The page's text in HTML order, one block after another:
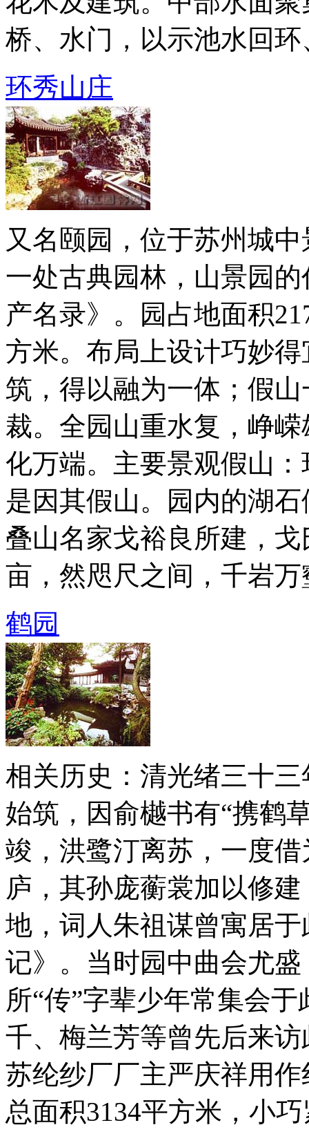
桥、水门，以示池水回
环秀山庄
又名颐园，位于苏州城
一处古典园林，山景园
产名录》。园占地面积
方米。布局上设计巧妙
筑，得以融为一体；假
裁。全园山重水复，峥
化万端。主要景观假山
是因其假山。园内的湖
叠山名家戈裕良所建，
亩，然咫尺之间，千岩
鹤园
相关历史：清光绪三十
始筑，因俞樾书有“携鹤
竣，洪鹭汀离苏，一度
庐，其孙庞蘅裳加以修
地，词人朱祖谋曾寓居
记》。当时园中曲会尤
所“传”字辈少年常集会
千、梅兰芳等曾先后来
苏纶纱厂厂主严庆祥用
总面积3134平方米，小